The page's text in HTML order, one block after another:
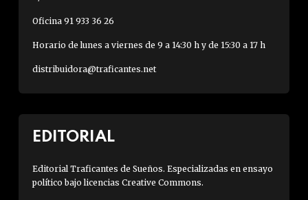
Oficina 91 933 36 26
Horario de lunes a viernes de 9 a 14:30 h y de 15:30 a 17 h
distribuidora@traficantes.net
EDITORIAL
Editorial Traficantes de Sueños. Especializadas en ensayo
político bajo licencias Creative Commons.